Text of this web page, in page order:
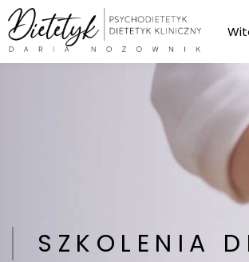
Przejdź
do
treści
SZKOLENIA